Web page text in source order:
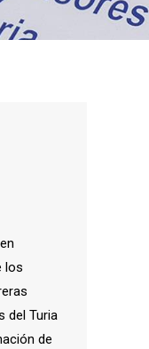
los
del Turia
de